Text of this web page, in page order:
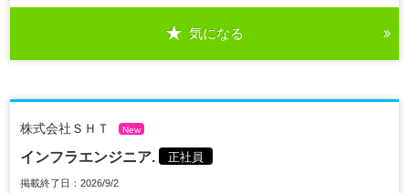
気になる
株式会社ＳＨＴ New
インフラエンジニア. 正社員
掲載終了日：2026/9/2